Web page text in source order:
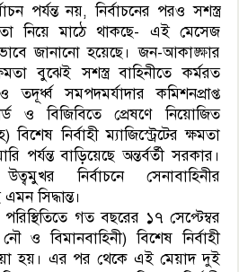
পর্যন্ত নয়, নির্বাচনের পরও সশস্ত্র
নিয়ে মাঠে থাকছে- এই মেসেজ
জানানো হয়েছে। জন-আকাঙ্ক্ষার
বুঝেই সশস্ত্র বাহিনীতে কর্মরত
তদূর্ধ্ব সমপদমর্যাদার কমিশনপ্রাপ্ত
ও বিজিবিতে প্রেষণে নিয়োজিত
নির্বাহী ম্যাজিস্ট্রেটের ক্ষমতা
পর্যন্ত বাড়িয়েছে অন্তর্বর্তী সরকার।
নির্বাচনে সেনাবাহিনীর
সিদ্ধান্ত।
গত বছরের ১৭ সেপ্টেম্বর
ও বিমানবাহিনী) বিশেষ নির্বাহী
হয়। এর পর থেকে এই মেয়াদ দুই